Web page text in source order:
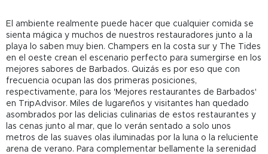
El ambiente realmente puede hacer que cualquier comida se
sienta mágica y muchos de nuestros restauradores junto a la
playa lo saben muy bien. Champers en la costa sur y The Tides
en el oeste crean el escenario perfecto para sumergirse en los
mejores sabores de Barbados. Quizás es por eso que con
frecuencia ocupan las dos primeras posiciones,
respectivamente, para los 'Mejores restaurantes de Barbados'
en TripAdvisor. Miles de lugareños y visitantes han quedado
asombrados por las delicias culinarias de estos restaurantes y
las cenas junto al mar, que lo verán sentado a solo unos
metros de las suaves olas iluminadas por la luna o la reluciente
arena de verano. Para complementar bellamente la serenidad